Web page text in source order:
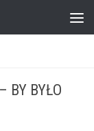
BY BYŁO